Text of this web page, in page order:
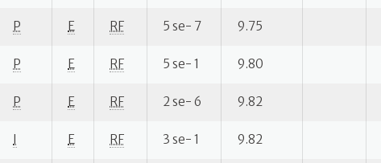
P E RF 5 se- 7 9.75
P E RF 5 se- 1 9.80
P E RF 2 se- 6 9.82
I E RF 3 se- 1 9.82